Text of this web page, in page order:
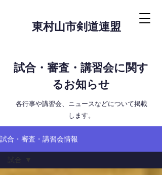
東村山市剣道連盟
試合・審査・講習会に関す
るお知らせ
​各行事や講習会、ニュースなどについて掲載
します。
試合・審査・講習会情報